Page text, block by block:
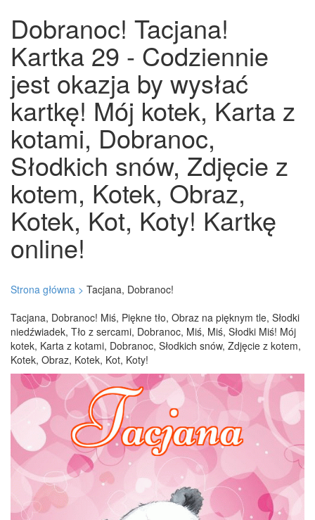
Dobranoc! Tacjana!
Kartka 29 - Codziennie
jest okazja by wysłać
kartkę! Mój kotek, Karta z
kotami, Dobranoc,
Słodkich snów, Zdjęcie z
kotem, Kotek, Obraz,
Kotek, Kot, Koty! Kartkę
online!
Strona główna > Tacjana, Dobranoc!
Tacjana, Dobranoc! Miś, Piękne tło, Obraz na pięknym tle, Słodki
niedźwiadek, Tło z sercami, Dobranoc, Miś, Miś, Słodki Miś! Mój
kotek, Karta z kotami, Dobranoc, Słodkich snów, Zdjęcie z kotem,
Kotek, Obraz, Kotek, Kot, Koty!